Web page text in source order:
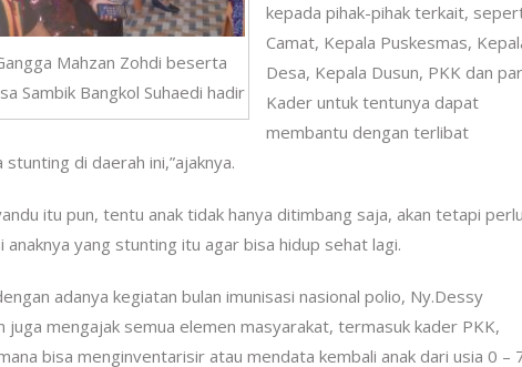
Mahzan Zohdi beserta
Sambik Bangkol Suhaedi hadir
kepada pihak-pihak terkait,
Camat, Kepala Puskesmas,
Desa, Kepala Dusun, PKK dan
Kader untuk tentunya dapat
membantu dengan terlibat
di daerah ini,”ajaknya.
itu pun, tentu anak tidak hanya ditimbang saja, akan tetapi perlu
yang stunting itu agar bisa hidup sehat lagi.
adanya kegiatan bulan imunisasi nasional polio, Ny.Dessy
juga mengajak semua elemen masyarakat, termasuk kader PKK,
bisa menginventarisir atau mendata kembali anak dari usia 0 –